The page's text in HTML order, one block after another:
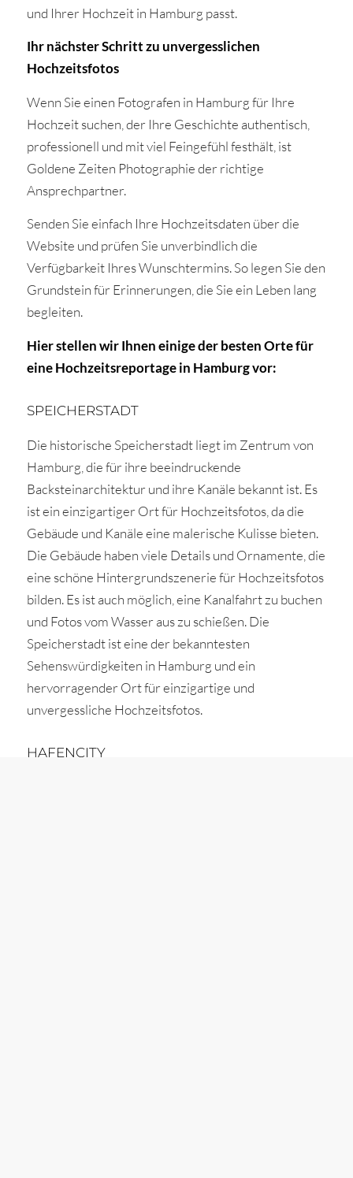
und Ihrer Hochzeit in Hamburg passt.
Ihr nächster Schritt zu unvergesslichen
Hochzeitsfotos
Wenn Sie einen Fotografen in Hamburg für Ihre
Hochzeit suchen, der Ihre Geschichte authentisch,
professionell und mit viel Feingefühl festhält, ist
Goldene Zeiten Photographie der richtige
Ansprechpartner.
Senden Sie einfach Ihre Hochzeitsdaten über die
Website und prüfen Sie unverbindlich die
Verfügbarkeit Ihres Wunschtermins. So legen Sie den
Grundstein für Erinnerungen, die Sie ein Leben lang
begleiten.
Hier stellen wir Ihnen einige der besten Orte für
eine Hochzeitsreportage in Hamburg vor:
SPEICHERSTADT
Die historische Speicherstadt liegt im Zentrum von
Hamburg, die für ihre beeindruckende
Backsteinarchitektur und ihre Kanäle bekannt ist. Es
ist ein einzigartiger Ort für Hochzeitsfotos, da die
Gebäude und Kanäle eine malerische Kulisse bieten.
Die Gebäude haben viele Details und Ornamente, die
eine schöne Hintergrundszenerie für Hochzeitsfotos
bilden. Es ist auch möglich, eine Kanalfahrt zu buchen
und Fotos vom Wasser aus zu schießen. Die
Speicherstadt ist eine der bekanntesten
Sehenswürdigkeiten in Hamburg und ein
hervorragender Ort für einzigartige und
unvergessliche Hochzeitsfotos.
HAFENCITY